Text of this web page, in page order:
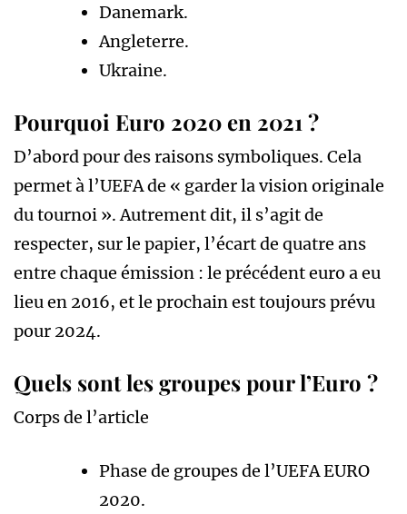
Danemark.
Angleterre.
Ukraine.
Pourquoi Euro 2020 en 2021 ?
D’abord pour des raisons symboliques. Cela
permet à l’UEFA de « garder la vision originale
du tournoi ». Autrement dit, il s’agit de
respecter, sur le papier, l’écart de quatre ans
entre chaque émission : le précédent euro a eu
lieu en 2016, et le prochain est toujours prévu
pour 2024.
Quels sont les groupes pour l’Euro ?
Corps de l’article
Phase de groupes de l’UEFA EURO
2020.